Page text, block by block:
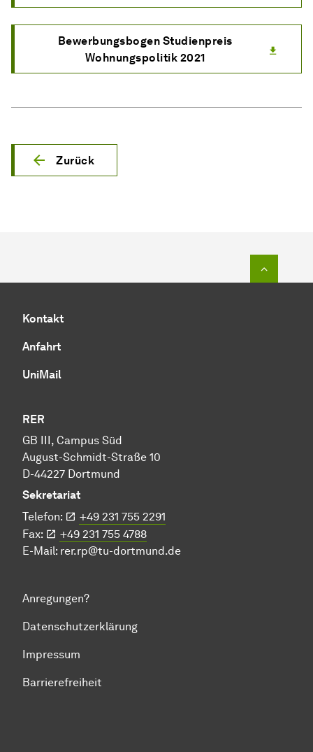
Bewerbungsbogen Studienpreis
Wohnungspolitik 2021
Zurück
Kontakt
Anfahrt
UniMail
RER
GB III, Campus Süd
August-Schmidt-Straße 10
D-44227 Dortmund
Sekretariat
Telefon:
+49 231 755 2291
Fax:
+49 231 755 4788
E-Mail: rer.rp@tu-dortmund.de
Anregungen?
Datenschutzerklärung
Impressum
Barrierefreiheit